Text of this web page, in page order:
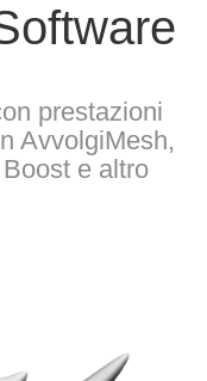
prestazioni
AvvolgiMesh,
e altro